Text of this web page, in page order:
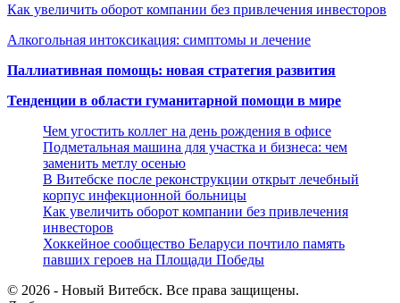
Как увеличить оборот компании без привлечения инвесторов
Алкогольная интоксикация: симптомы и лечение
Паллиативная помощь: новая стратегия развития
Тенденции в области гуманитарной помощи в мире
Чем угостить коллег на день рождения в офисе
Подметальная машина для участка и бизнеса: чем
заменить метлу осенью
В Витебске после реконструкции открыт лечебный
корпус инфекционной больницы
Как увеличить оборот компании без привлечения
инвесторов
Хоккейное сообщество Беларуси почтило память
павших героев на Площади Победы
© 2026 - Новый Витебск. Все права защищены.